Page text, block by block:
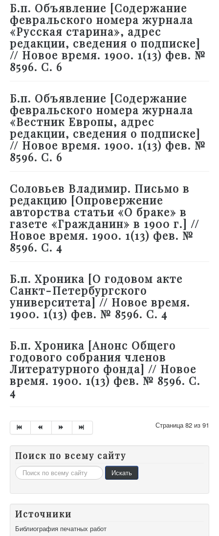
Б.п. Объявление [Содержание
февральского номера журнала
«Русская старина», адрес
редакции, сведения о подписке]
// Новое время. 1900. 1(13) фев. №
8596. С. 6
Б.п. Объявление [Содержание
февральского номера журнала
«Вестник Европы, адрес
редакции, сведения о подписке]
// Новое время. 1900. 1(13) фев. №
8596. С. 6
Соловьев Владимир. Письмо в
редакцию [Опровержение
авторства статьи «О браке» в
газете «Гражданин» в 1900 г.] //
Новое время. 1900. 1(13) фев. №
8596. С. 4
Б.п. Хроника [О годовом акте
Санкт-Петербургского
университета] // Новое время.
1900. 1(13) фев. № 8596. С. 4
Б.п. Хроника [Анонс Общего
годового собрания членов
Литературного фонда] // Новое
время. 1900. 1(13) фев. № 8596. С.
4
Страница 82 из 91
Поиск по всему сайту
Искать... Искать
Источники
Библиография печатных работ